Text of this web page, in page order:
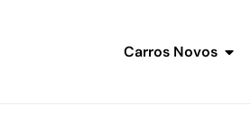
Carros Novos